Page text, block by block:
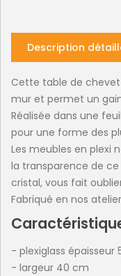
Description
Cette table de
mur et permet un
Réalisée dans une
pour une forme des
Les meubles en plexi
la transparence de
cristal, vous fait
Fabriqué en nos
- plexiglass épaisseur
- largeur 40 cm